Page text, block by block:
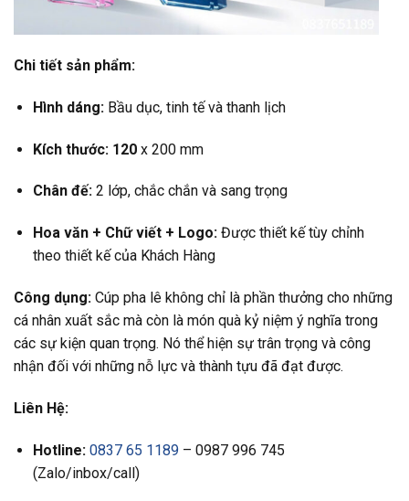
Chi tiết sản phẩm:
Hình dáng:Bầu dục, tinh tế và thanh lịch
Kích thước: 120x 200 mm
Chân đế:2 lớp, chắc chắn và sang trọng
Hoa văn + Chữ viết + Logo:Được thiết kế tùy chỉnh
theo thiết kế của Khách Hàng
Công dụng: Cúp pha lê không chỉ là phần thưởng cho những
cá nhân xuất sắc mà còn là món quà kỷ niệm ý nghĩa trong
các sự kiện quan trọng. Nó thể hiện sự trân trọng và công
nhận đối với những nỗ lực và thành tựu đã đạt được.
Liên Hệ:
Hotline: 0837 65 1189– 0987 996 745
(Zalo/inbox/call)